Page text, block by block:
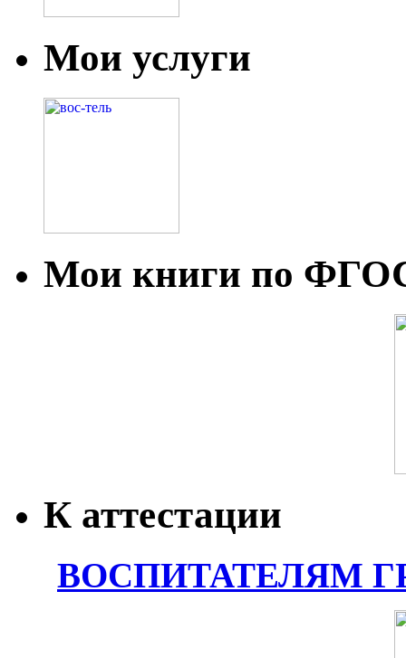
Мои услуги
Мои книги по
К аттестации
ВОСПИТАТЕЛЯМ